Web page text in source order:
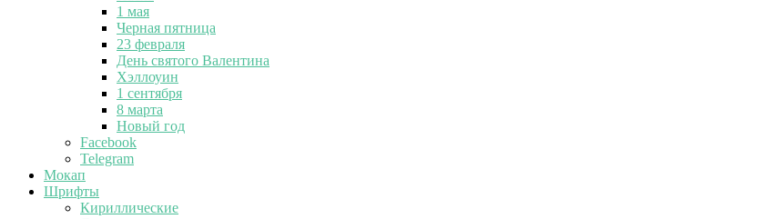
1 мая
Черная пятница
23 февраля
День святого Валентина
Хэллоуин
1 сентября
8 марта
Новый год
Facebook
Telegram
Мокап
Шрифты
Кириллические